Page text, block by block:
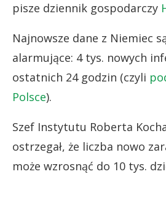
pisze dziennik gospodarczy
Najnowsze dane z Niemiec
alarmujące: 4 tys. nowych
ostatnich 24 godzin (czyli
Polsce).
Szef Instytutu Roberta
ostrzegał, że liczba nowo
może wzrosnąć do 10 tys.